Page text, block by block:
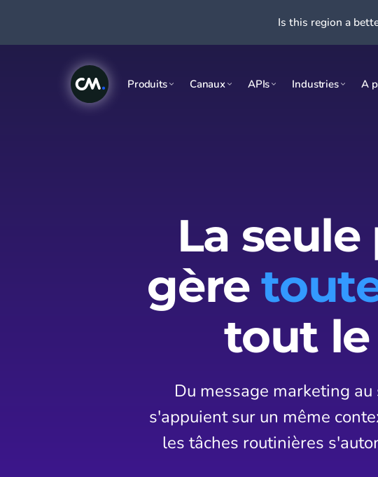
Produits Canaux APIs Industries A
La
gère
tout
Du message marketing
s'appuient sur un même
les tâches routinières
Is this region a